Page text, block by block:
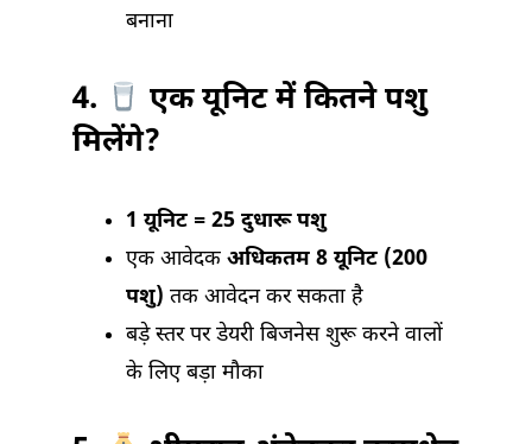
बनाना
4.
एक यूनिट में कितने पशु
मिलेंगे?
1 यूनिट = 25 दुधारू पशु
एक आवेदक अधिकतम 8 यूनिट (200
पशु) तक आवेदन कर सकता है
बड़े स्तर पर डेयरी बिजनेस शुरू करने वालों
के लिए बड़ा मौका